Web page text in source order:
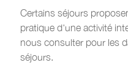
Certains séjours
pratique d'une activité
nous consulter pour les
séjours.